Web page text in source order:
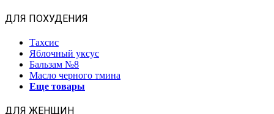
ДЛЯ ПОХУДЕНИЯ
Тахсис
Яблочный уксус
Бальзам №8
Масло черного тмина
Еще товары
ДЛЯ ЖЕНЩИН